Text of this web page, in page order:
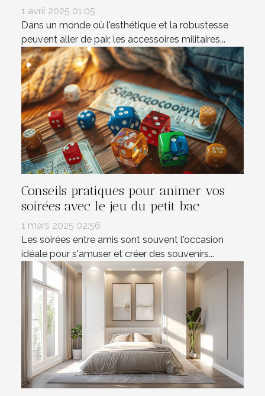
1 avril 2025 01:05
Dans un monde où l'esthétique et la robustesse
peuvent aller de pair, les accessoires militaires...
Conseils pratiques pour animer vos
soirées avec le jeu du petit bac
1 mars 2025 02:56
Les soirées entre amis sont souvent l'occasion
idéale pour s'amuser et créer des souvenirs...